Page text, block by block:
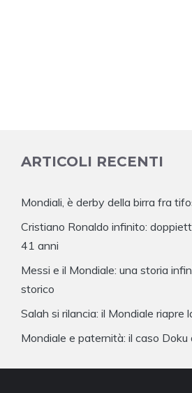
ARTICOLI RECENTI
Mondiali, è derby della birra fra
Cristiano Ronaldo infinito:
41 anni
Messi e il Mondiale: una storia
storico
Salah si rilancia: il Mondiale riapre
Mondiale e paternità: il caso